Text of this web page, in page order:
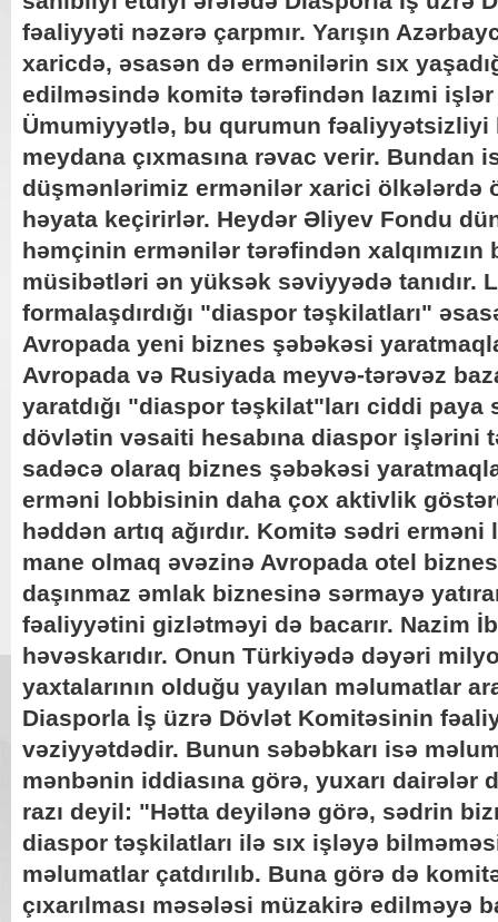
fəaliyyəti nəzərə çarpmır. Yarışın
xaricdə, əsasən də ermənilərin sıx
edilməsində komitə tərəfindən lazımi
Ümumiyyətlə, bu qurumun fəaliyyətsizliyi
meydana çıxmasına rəvac verir. Bundan
düşmənlərimiz ermənilər xarici ölkələrdə
həyata keçirirlər. Heydər Əliyev Fondu
həmçinin ermənilər tərəfindən xalqımızın
müsibətləri ən yüksək səviyyədə tanıdır.
formalaşdırdığı "diaspor təşkilatları"
Avropada yeni biznes şəbəkəsi
Avropada və Rusiyada meyvə-tərəvəz
yaratdığı "diaspor təşkilat"ları ciddi paya
dövlətin vəsaiti hesabına diaspor işlərini
sadəcə olaraq biznes şəbəkəsi
erməni lobbisinin daha çox aktivlik
həddən artıq ağırdır. Komitə sədri
mane olmaq əvəzinə Avropada otel
daşınmaz əmlak biznesinə sərmayə
fəaliyyətini gizlətməyi də bacarır. Nazim
həvəskarıdır. Onun Türkiyədə dəyəri
yaxtalarının olduğu yayılan məlumatlar
Diasporla İş üzrə Dövlət Komitəsinin
vəziyyətdədir. Bunun səbəbkarı isə
mənbənin iddiasına görə, yuxarı dairələr
razı deyil: "Hətta deyilənə görə, sədrin
diaspor təşkilatları ilə sıx işləyə
məlumatlar çatdırılıb. Buna görə də
çıxarılması məsələsi müzakirə edilməyə